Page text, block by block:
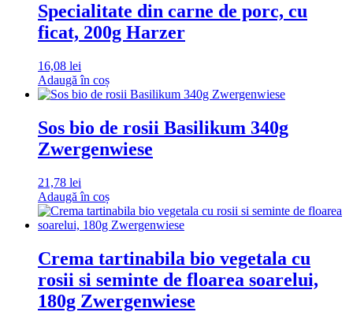
Specialitate din carne de porc, cu
ficat, 200g Harzer
16,08 lei
Adaugă în coș
Sos bio de rosii Basilikum 340g
Zwergenwiese
21,78 lei
Adaugă în coș
Crema tartinabila bio vegetala cu
rosii si seminte de floarea soarelui,
180g Zwergenwiese